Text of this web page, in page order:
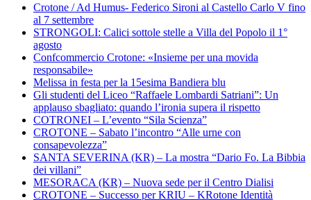
Crotone / Ad Humus- Federico Sironi al Castello Carlo V fino
al 7 settembre
STRONGOLI: Calici sottole stelle a Villa del Popolo il 1°
agosto
Confcommercio Crotone: «Insieme per una movida
responsabile»
Melissa in festa per la 15esima Bandiera blu
Gli studenti del Liceo “Raffaele Lombardi Satriani”: Un
applauso sbagliato: quando l’ironia supera il rispetto
COTRONEI – L’evento “Sila Scienza”
CROTONE – Sabato l’incontro “Alle urne con
consapevolezza”
SANTA SEVERINA (KR) – La mostra “Dario Fo. La Bibbia
dei villani”
MESORACA (KR) – Nuova sede per il Centro Dialisi
CROTONE – Successo per KRIU – KRotone Identità